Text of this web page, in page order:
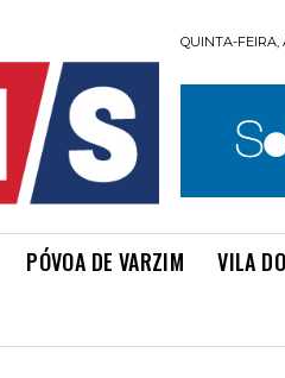
QUINTA-FEIRA,
PÓVOA DE VARZIM VILA